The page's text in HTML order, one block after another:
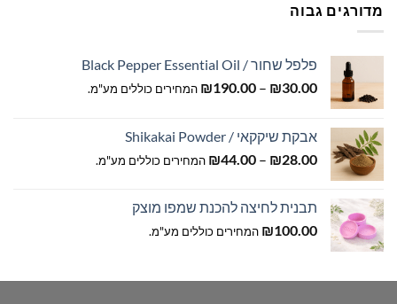
מדורגים גבוה
פלפל שחור / Black Pepper Essential Oil
₪30.00
–
₪190.00
טווח
עד
המחירים כוללים מע"מ.
אבקת שיקקאי / Shikakai Powder
₪28.00
–
₪44.00
טווח
עד
המחירים כוללים מע"מ.
תבנית לחיצה להכנת שמפו מוצק
₪100.00 המחירים כוללים מע"מ.